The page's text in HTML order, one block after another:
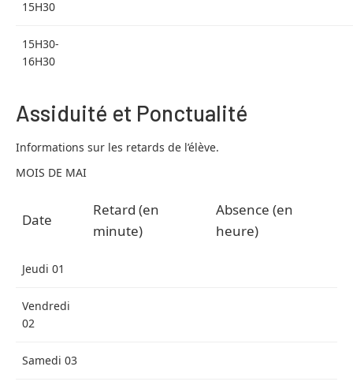
15H30
15H30-
16H30
Assiduité et Ponctualité
Informations sur les retards de l’élève.
MOIS DE MAI
Date
Retard (en
minute)
Absence (en
heure)
Jeudi 01
Vendredi
02
Samedi 03